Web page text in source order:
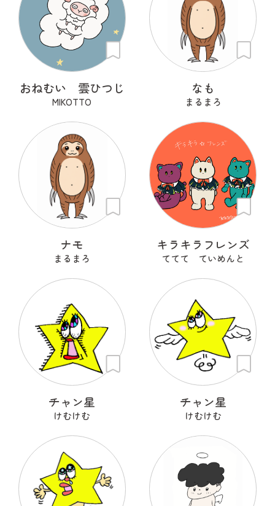
おねむい 雲ひつじ
MIKOTTO
なも
まるまろ
ナモ
まるまろ
キラキラフレンズ
ててて ていめんと
チャン星
けむけむ
チャン星
けむけむ